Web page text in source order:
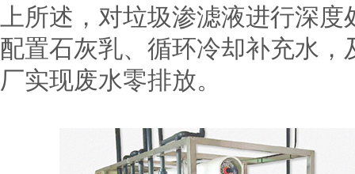
上所述，对垃圾渗滤液进行深
配置石灰乳、循环冷却补充水
厂实现废水零排放。